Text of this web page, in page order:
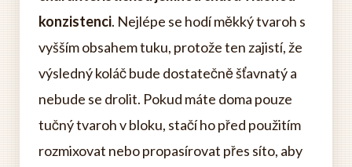
konzistenci. Nejlépe se hodí měkký tvaroh s
vyšším obsahem tuku, protože ten zajistí, že
výsledný koláč bude dostatečně šťavnatý a
nebude se drolit. Pokud máte doma pouze
tučný tvaroh v bloku, stačí ho před použitím
rozmixovat nebo propasírovat přes síto, aby